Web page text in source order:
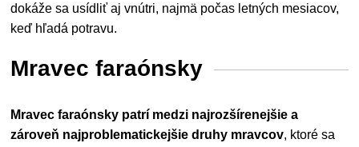
dokáže sa usídliť aj vnútri, najmä počas letných mesiacov,
keď hľadá potravu.
Mravec faraónsky
Mravec faraónsky patrí medzi najrozšírenejšie a
zároveň najproblematickejšie druhy mravcov, ktoré sa